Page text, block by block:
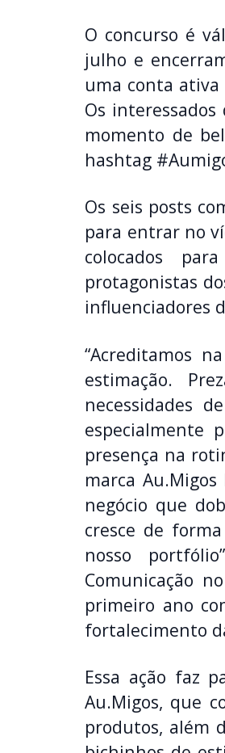
O concurso é
julho e
uma conta ativa
Os
momento de
hashtag
Os seis posts
para entrar no
colocados
protagonistas
influenciadores
“Acreditamos
estimação.
necessidades
especialmente
presença na
marca
negócio que
cresce de
nosso
Comunicação
primeiro ano
fortalecimento
Essa ação faz
Au.Migos, que
produtos, além